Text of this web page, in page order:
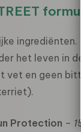
het leven in
vet en geen
Protection –